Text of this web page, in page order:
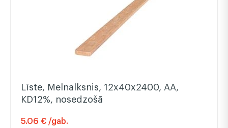
Līste, Melnalksnis, 12x40x2400, AA,
KD12%, nosedzošā
5.06 € /gab.